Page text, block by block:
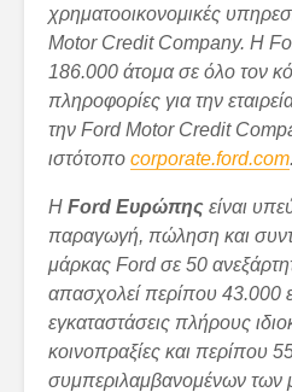
χρηματοοικονομικές
Motor Credit Company. Η
186.000 άτομα σε όλο τον
πληροφορίες για την
την Ford Motor Credit
ιστότοπο corporate.ford.com.
Η Ford Ευρώπης είναι
παραγωγή, πώληση και
μάρκας Fordσε 50
απασχολεί περίπου 43.000
εγκαταστάσεις πλήρους
κοινοπραξίες και περίπου
συμπεριλαμβανομένων